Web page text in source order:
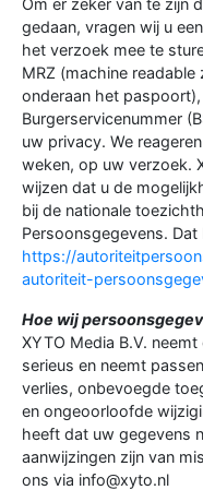
gedaan, vragen wij u
het verzoek mee te
MRZ (machine
onderaan het
Burgerservicenummer
uw privacy. We
weken, op uw verzoek.
wijzen dat u de
bij de nationale
Persoonsgegevens.
https://
autoriteit-
Hoe wij
XYTO Media B.V.
serieus en neemt
verlies, onbevoegde
en ongeoorloofde
heeft dat uw gegevens
aanwijzingen zijn van
ons via info@xyto.nl